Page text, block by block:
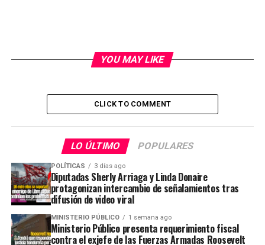
YOU MAY LIKE
CLICK TO COMMENT
LO ÚLTIMO POPULARES
POLÍTICAS 3 días ago
Diputadas Sherly Arriaga y Linda Donaire
protagonizan intercambio de señalamientos tras
difusión de video viral
MINISTERIO PÚBLICO 1 semana ago
Ministerio Público presenta requerimiento fiscal
contra el exjefe de las Fuerzas Armadas Roosevelt